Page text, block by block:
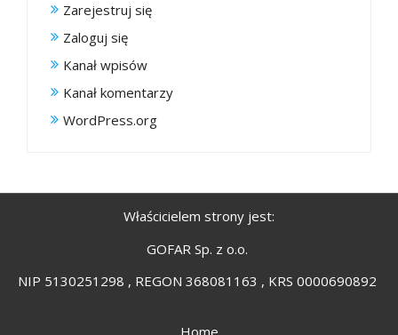
Zarejestruj się
Zaloguj się
Kanał wpisów
Kanał komentarzy
WordPress.org
Właścicielem strony jest:
GOFAR Sp. z o.o.
NIP 5130251298 , REGON 368081163 , KRS 0000690892